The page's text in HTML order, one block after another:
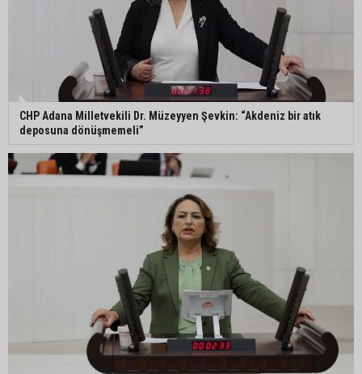
Adana’da internet kablosu hırsızlığı kamerada:
Mahallenin bir bölümünde internet erişimi kesildi
CHP Adana Milletvekili Dr. Müzeyyen Şevkin: “Akdeniz bir atık
deposuna dönüşmemeli”